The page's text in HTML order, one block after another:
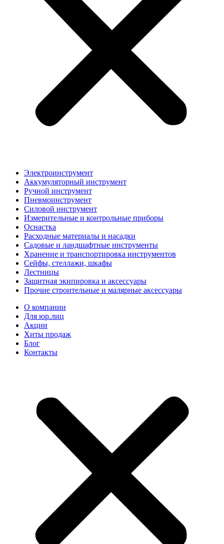
Электроинструмент
Аккумуляторный инструмент
Ручной инструмент
Пневмоинструмент
Силовой инструмент
Измерительные и контрольные приборы
Оснастка
Расходные материалы и насадки
Садовые и ландшафтные инструменты
Хранение и транспортировка инструментов
Сейфы, стеллажи, шкафы
Лестницы
Защитная экипировка и аксессуары
Прочие строительные и малярные аксессуары
О компании
Для юр.лиц
Акции
Хиты продаж
Блог
Контакты